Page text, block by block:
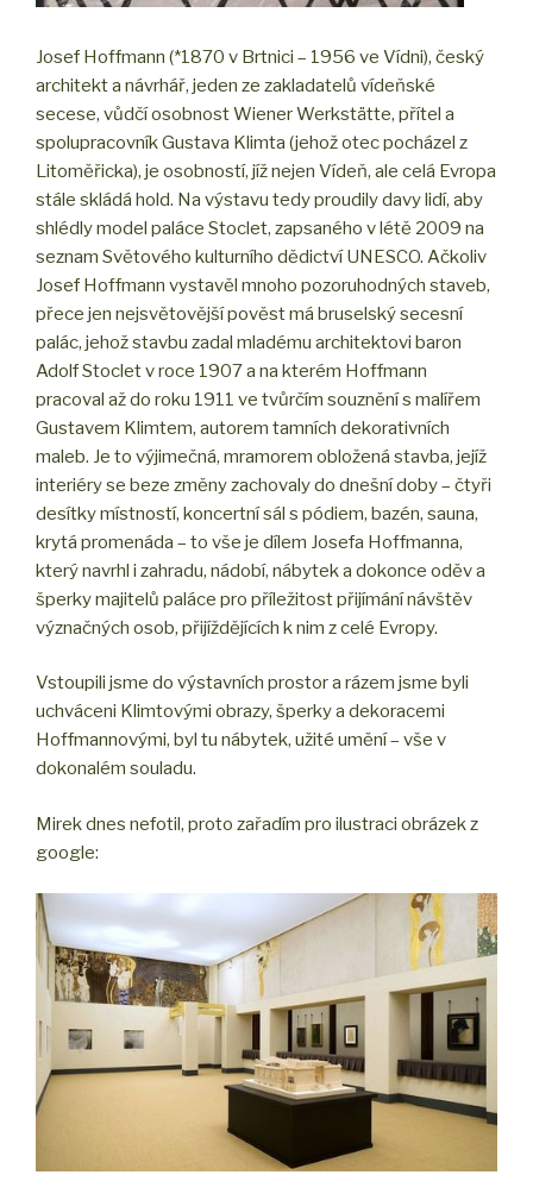
Josef Hoffmann (*1870 v Brtnici – 1956 ve Vídni), český
architekt a návrhář, jeden ze zakladatelů vídeňské
secese, vůdčí osobnost Wiener Werkstätte, přítel a
spolupracovník Gustava Klimta (jehož otec pocházel z
Litoměřicka), je osobností, jíž nejen Vídeň, ale celá Evropa
stále skládá hold. Na výstavu tedy proudily davy lidí, aby
shlédly model paláce Stoclet, zapsaného v létě 2009 na
seznam Světového kulturního dědictví UNESCO. Ačkoliv
Josef Hoffmann vystavěl mnoho pozoruhodných staveb,
přece jen nejsvětovější pověst má bruselský secesní
palác, jehož stavbu zadal mladému architektovi baron
Adolf Stoclet v roce 1907 a na kterém Hoffmann
pracoval až do roku 1911 ve tvůrčím souznění s malířem
Gustavem Klimtem, autorem tamních dekorativních
maleb. Je to výjimečná, mramorem obložená stavba, jejíž
interiéry se beze změny zachovaly do dnešní doby – čtyři
desítky místností, koncertní sál s pódiem, bazén, sauna,
krytá promenáda – to vše je dílem Josefa Hoffmanna,
který navrhl i zahradu, nádobí, nábytek a dokonce oděv a
šperky majitelů paláce pro příležitost přijímání návštěv
význačných osob, přijíždějících k nim z celé Evropy.
Vstoupili jsme do výstavních prostor a rázem jsme byli
uchváceni Klimtovými obrazy, šperky a dekoracemi
Hoffmannovými, byl tu nábytek, užité umění – vše v
dokonalém souladu.
Mirek dnes nefotil, proto zařadím pro ilustraci obrázek z
google: